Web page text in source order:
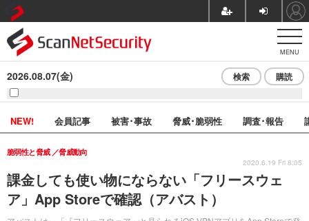
MENU
2026.08.07(金) 検索 購読
NEW! 会員記事 被害･事故 脅威･脆弱性 調査･報告
課金しても使い物にならない「フリースウェ
ア」App Storeで確認（アバスト）
脆弱性と脅威 脅威動向
2020.6.19 Fri 8:05